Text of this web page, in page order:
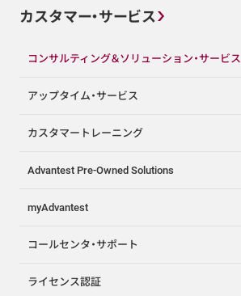
カスタマー・サービス
コンサルティング＆ソリューション・サービス
アップタイム・サービス
カスタマートレーニング
Advantest Pre-Owned Solutions
myAdvantest
コールセンタ・サポート
ライセンス認証